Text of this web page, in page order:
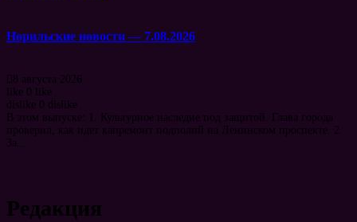
Норильские новости — 7.08.2026
8 августа 2026
like
0
like
dislike
0 dislike
В этом выпуске: 1. Культурное наследие под защитой. Глава города
проверил, как идет капремонт подполий на Ленинском проспекте. 2.
За...
Редакция